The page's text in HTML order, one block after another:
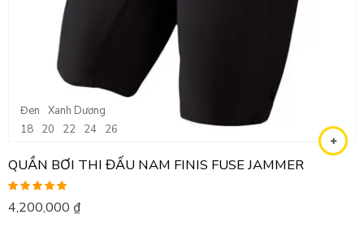
Đen
Xanh Dương
18
20 22 24 26
QUẦN BƠI THI ĐẤU NAM FINIS FUSE JAMMER
Được xếp
hạng5.00 5
4,200,000 ₫